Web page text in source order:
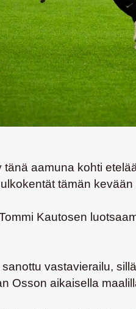
aamuna kohti
tämän kevään
Kautosen
vastavierailu,
Osson aikaisella